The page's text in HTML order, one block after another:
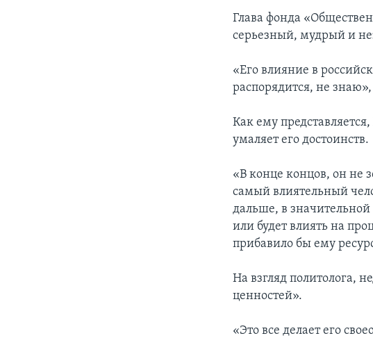
Глава фонда
серьезный, мудрый и
«Его влияние в
распорядится, не
Как ему
умаляет его достоинств.
«В конце концов, он не
самый влиятельный
дальше, в значительной
или будет влиять на
прибавило бы ему
На взгляд политолога,
ценностей».
«Это все делает его